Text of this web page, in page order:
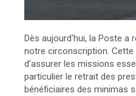
Dès aujourd'hui, la Poste a
notre circonscription.
d'assurer les missions
particulier le retrait des
bénéficiaires des minimas